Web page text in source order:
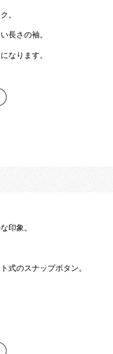
。
長さの袖。
なります。
印象。
式のスナップボタン。